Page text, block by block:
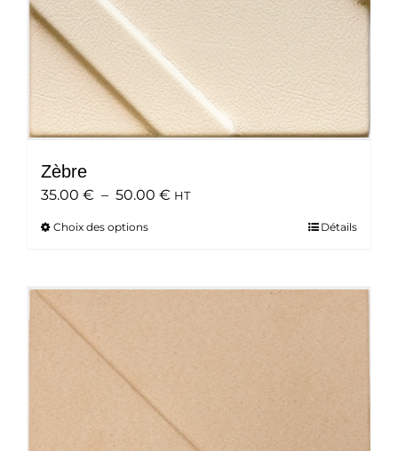
du
produit
Zèbre
35.00 € – 50.00 € Plage
50.00 €
HT
Choix des optionsCe
plusieurs
variations.
options
peuvent
être
choisies
sur
Détails